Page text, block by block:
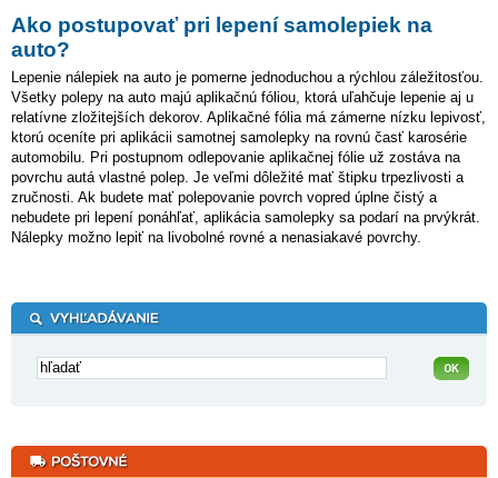
Ako postupovať pri lepení samolepiek na
auto?
Lepenie nálepiek na auto je pomerne jednoduchou a rýchlou záležitosťou.
Všetky polepy na auto majú aplikačnú fóliou, ktorá uľahčuje lepenie aj u
relatívne zložitejších dekorov. Aplikačné fólia má zámerne nízku lepivosť,
ktorú oceníte pri aplikácii samotnej samolepky na rovnú časť karosérie
automobilu. Pri postupnom odlepovanie aplikačnej fólie už zostáva na
povrchu autá vlastné polep. Je veľmi dôležité mať štipku trpezlivosti a
zručnosti. Ak budete mať polepovanie povrch vopred úplne čistý a
nebudete pri lepení ponáhľať, aplikácia samolepky sa podarí na prvýkrát.
Nálepky možno lepiť na livobolné rovné a nenasiakavé povrchy.